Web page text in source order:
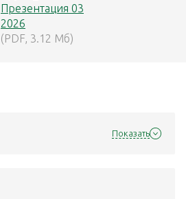
Презентация 03
2026
(PDF, 3.12 Мб)
Показать